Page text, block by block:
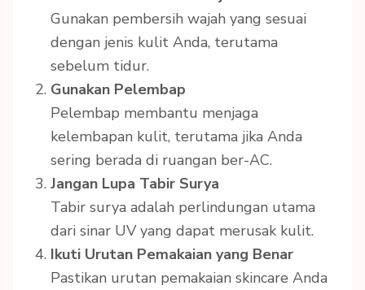
Gunakan pembersih wajah yang sesuai
dengan jenis kulit Anda, terutama
sebelum tidur.
Gunakan Pelembap
Pelembap membantu menjaga
kelembapan kulit, terutama jika Anda
sering berada di ruangan ber-AC.
Jangan Lupa Tabir Surya
Tabir surya adalah perlindungan utama
dari sinar UV yang dapat merusak kulit.
Ikuti Urutan Pemakaian yang Benar
Pastikan urutan pemakaian skincare Anda